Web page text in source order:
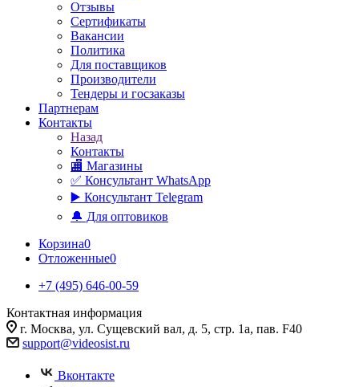
Отзывы
Сертификаты
Вакансии
Политика
Для поставщиков
Производители
Тендеры и госзаказы
Партнерам
Контакты
Назад
Контакты
🏬 Магазины
✅️ Консультант WhatsApp
▶️ Консультант Telegram
🔔 Для оптовиков
Корзина0
Отложенные0
+7 (495) 646-00-59
Контактная информация
г. Москва, ул. Сущевский вал, д. 5, стр. 1а, пав. F40
support@videosist.ru
Вконтакте